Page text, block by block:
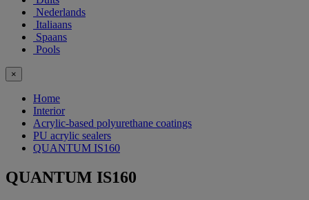
Nederlands
Italiaans
Spaans
Pools
×
Home
Interior
Acrylic-based polyurethane coatings
PU acrylic sealers
QUANTUM IS160
QUANTUM IS160